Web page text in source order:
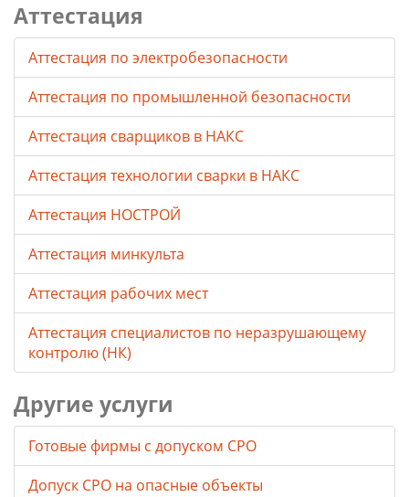
Аттестация
Аттестация по электробезопасности
Аттестация по промышленной безопасности
Аттестация сварщиков в НАКС
Аттестация технологии сварки в НАКС
Аттестация НОСТРОЙ
Аттестация минкульта
Аттестация рабочих мест
Аттестация специалистов по неразрушающему
контролю (НК)
Другие услуги
Готовые фирмы с допуском СРО
Допуск СРО на опасные объекты